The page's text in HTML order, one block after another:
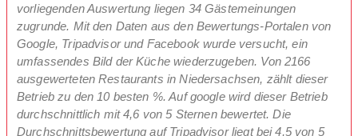
vorliegenden Auswertung liegen 34 Gästemeinungen
zugrunde. Mit den Daten aus den Bewertungs-Portalen von
Google, Tripadvisor und Facebook wurde versucht, ein
umfassendes Bild der Küche wiederzugeben. Von 2166
ausgewerteten Restaurants in Niedersachsen, zählt dieser
Betrieb zu den 10 besten %. Auf google wird dieser Betrieb
durchschnittlich mit 4,6 von 5 Sternen bewertet. Die
Durchschnittsbewertung auf Tripadvisor liegt bei 4,5 von 5